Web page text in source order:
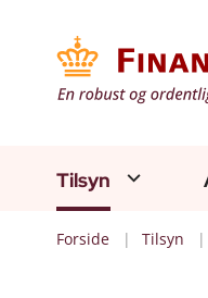
Tilsyn
Forside Tilsyn